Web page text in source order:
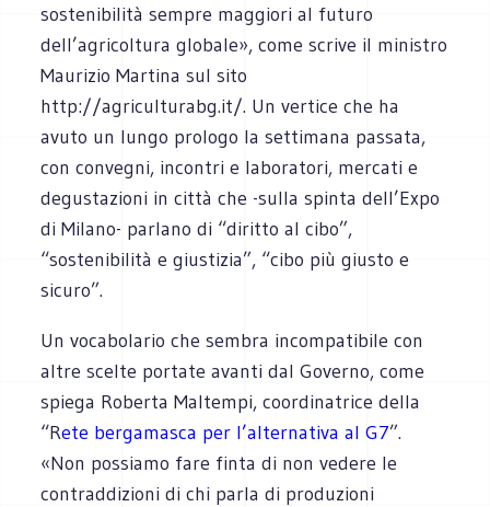
sostenibilità sempre maggiori al futuro
dell’agricoltura globale», come scrive il ministro
Maurizio Martina sul sito
http://agriculturabg.it/. Un vertice che ha
avuto un lungo prologo la settimana passata,
con convegni, incontri e laboratori, mercati e
degustazioni in città che -sulla spinta dell’Expo
di Milano- parlano di “diritto al cibo”,
“sostenibilità e giustizia”, “cibo più giusto e
sicuro”.
Un vocabolario che sembra incompatibile con
altre scelte portate avanti dal Governo, come
spiega Roberta Maltempi, coordinatrice della
“Rete bergamasca per l’alternativa al G7”.
«Non possiamo fare finta di non vedere le
contraddizioni di chi parla di produzioni